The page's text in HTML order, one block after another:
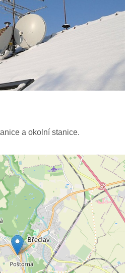
a okolní stanice.